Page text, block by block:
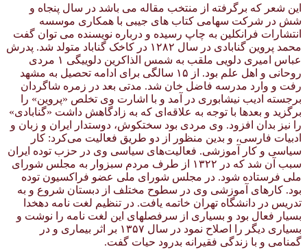
این شعر که برگرفته از منتخب مقاله می باشد در سال پنجاه و
شش در شرکت سهامی کتاب های جیبی با همکاری موسسه
انتشارات فرانکلین به چاپ رسیده و درباره نویسنده می توان گفت
محمد پروین گنابادی در سال ۱۲۸۲ در کاخک گناباد متولد شد. پدرش
عباس امیری دلویی ملقب به شمس الذاکرین دلوییگی ۱ مردی
روحانی و اهل علم بود. از ۱۵ سالگی برای ادامه تحصیل به مشهد
رفت و وارد مدرسه فاضل خان شد. مدتی بعد در زمره شاگردان
برجسته ادیب نیشابوری در آمد و با اشارت وی تخلص «پروین» را
برگزید و بعدها با توجه به علاقه‌ای که به زادگاهش داشت «گنابادی»
را نیز بدان افزود. وی مردی بود سختکوش، دوستدار ایران و زبان و
ادبیات فارسی، و بدین منظور از دو طریق فعالیت می‌کرد: کار
سیاسی و کار آموزشی. فعالیت‌های سیاسی وی در حزب توده ایران
سبب آن شد که در ۱۳۲۲ از طرف مردم سبزوار به مجلس شورای
ملی فرستاده شود. در مجلس شورای ملی عضو فراکسیون توده
بود. کارهای آموزشی وی در سطوح مختلف از دبستان شروع و به
تدریس در دانشگاه تهران خاتمه یافت. در تنظیم لغت نامه دهخدا
بسیار فعال بود و بسیاری از سرفصلهای این لغت نامه را نوشت و
بسیاری دیگر را اصلاح نمود در سال ۱۳۵۷ بر اثر بیماری و در
گمنامی و با زندگی فقیرانه بدرود حیات گفت.